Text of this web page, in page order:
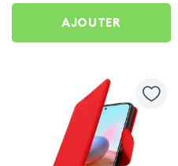
pour Xiaomi Redmi Note
AJOUTER